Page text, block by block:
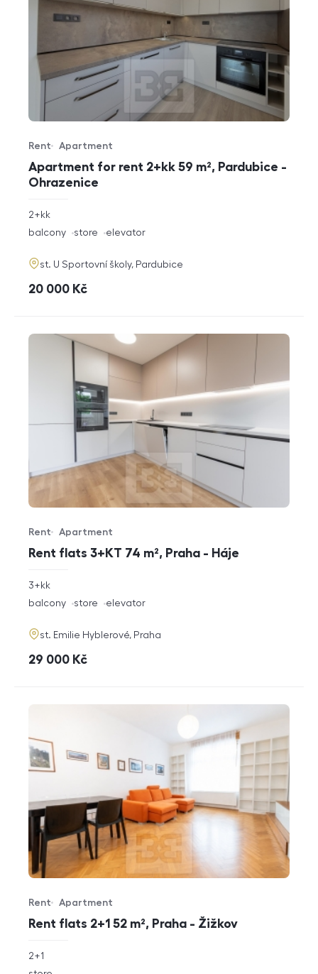
Apartment for rent 2+kk 59 m², Pardubice -
Ohrazenice
Offer type
Rent
Property type
Apartment
rozměry
disposition
2+kk
funkce
balcony store elevator
adresa
st. U Sportovní školy, Pardubice
cena
20 000 Kč
Rent flats 3+KT 74 m², Praha - Háje
Offer type
Rent
Property type
Apartment
rozměry
3+kk
funkce
balcony store elevator
adresa
st. Emilie Hyblerové, Praha
cena
29 000 Kč
Rent flats 2+1 52 m², Praha - Žižkov
Offer type
Rent
Property type
Apartment
rozměry
2+1